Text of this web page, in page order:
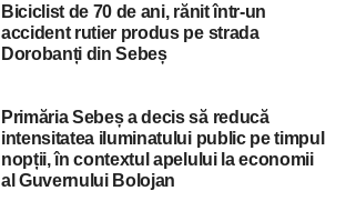
Biciclist de 70 de ani, rănit într-un
accident rutier produs pe strada
Dorobanți din Sebeș
Primăria Sebeș a decis să reducă
intensitatea iluminatului public pe timpul
nopții, în contextul apelului la economii
al Guvernului Bolojan